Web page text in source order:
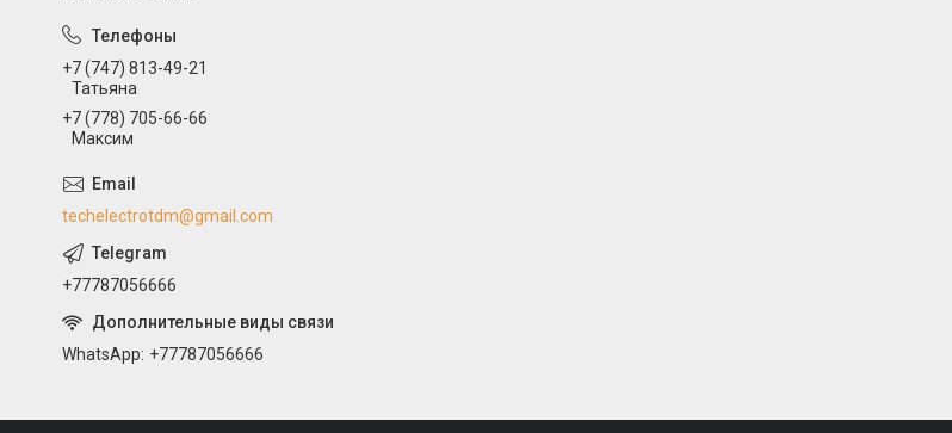
+7 (747) 813-49-21
Татьяна
+7 (778) 705-66-66
Максим
techelectrotdm@gmail.com
+77787056666
WhatsApp +77787056666